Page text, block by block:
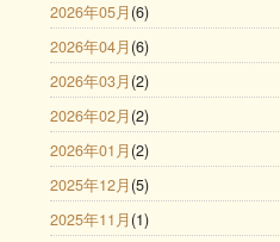
2026年05月 (6)
2026年04月 (6)
2026年03月 (2)
2026年02月 (2)
2026年01月 (2)
2025年12月 (5)
2025年11月 (1)